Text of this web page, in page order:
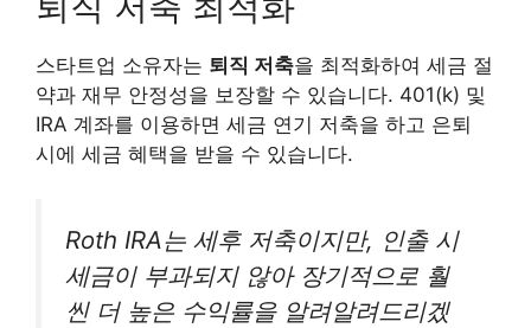
스타트업 소유자는 퇴직 저축을 최적화하여 세금 절
약과 재무 안정성을 보장할 수 있습니다. 401(k) 및
IRA 계좌를 이용하면 세금 연기 저축을 하고 은퇴
시에 세금 혜택을 받을 수 있습니다.
Roth IRA는 세후 저축이지만, 인출 시
세금이 부과되지 않아 장기적으로 훨
씬 더 높은 수익률을 알려알려드리겠